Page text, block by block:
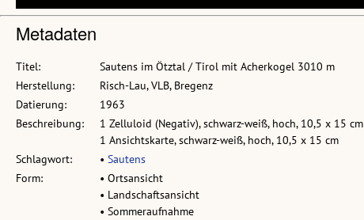
Metadaten
Titel:
Sautens im Ötztal / Tirol mit Acherkogel 3010 m
Herstellung:
Risch-Lau, VLB, Bregenz
Datierung:
1963
Beschreibung:
1 Zelluloid (Negativ), schwarz-weiß, hoch, 10,5 x 15 cm
1 Ansichtskarte, schwarz-weiß, hoch, 10,5 x 15 cm
Schlagwort:
• Sautens
Form:
• Ortsansicht
• Landschaftsansicht
• Sommeraufnahme